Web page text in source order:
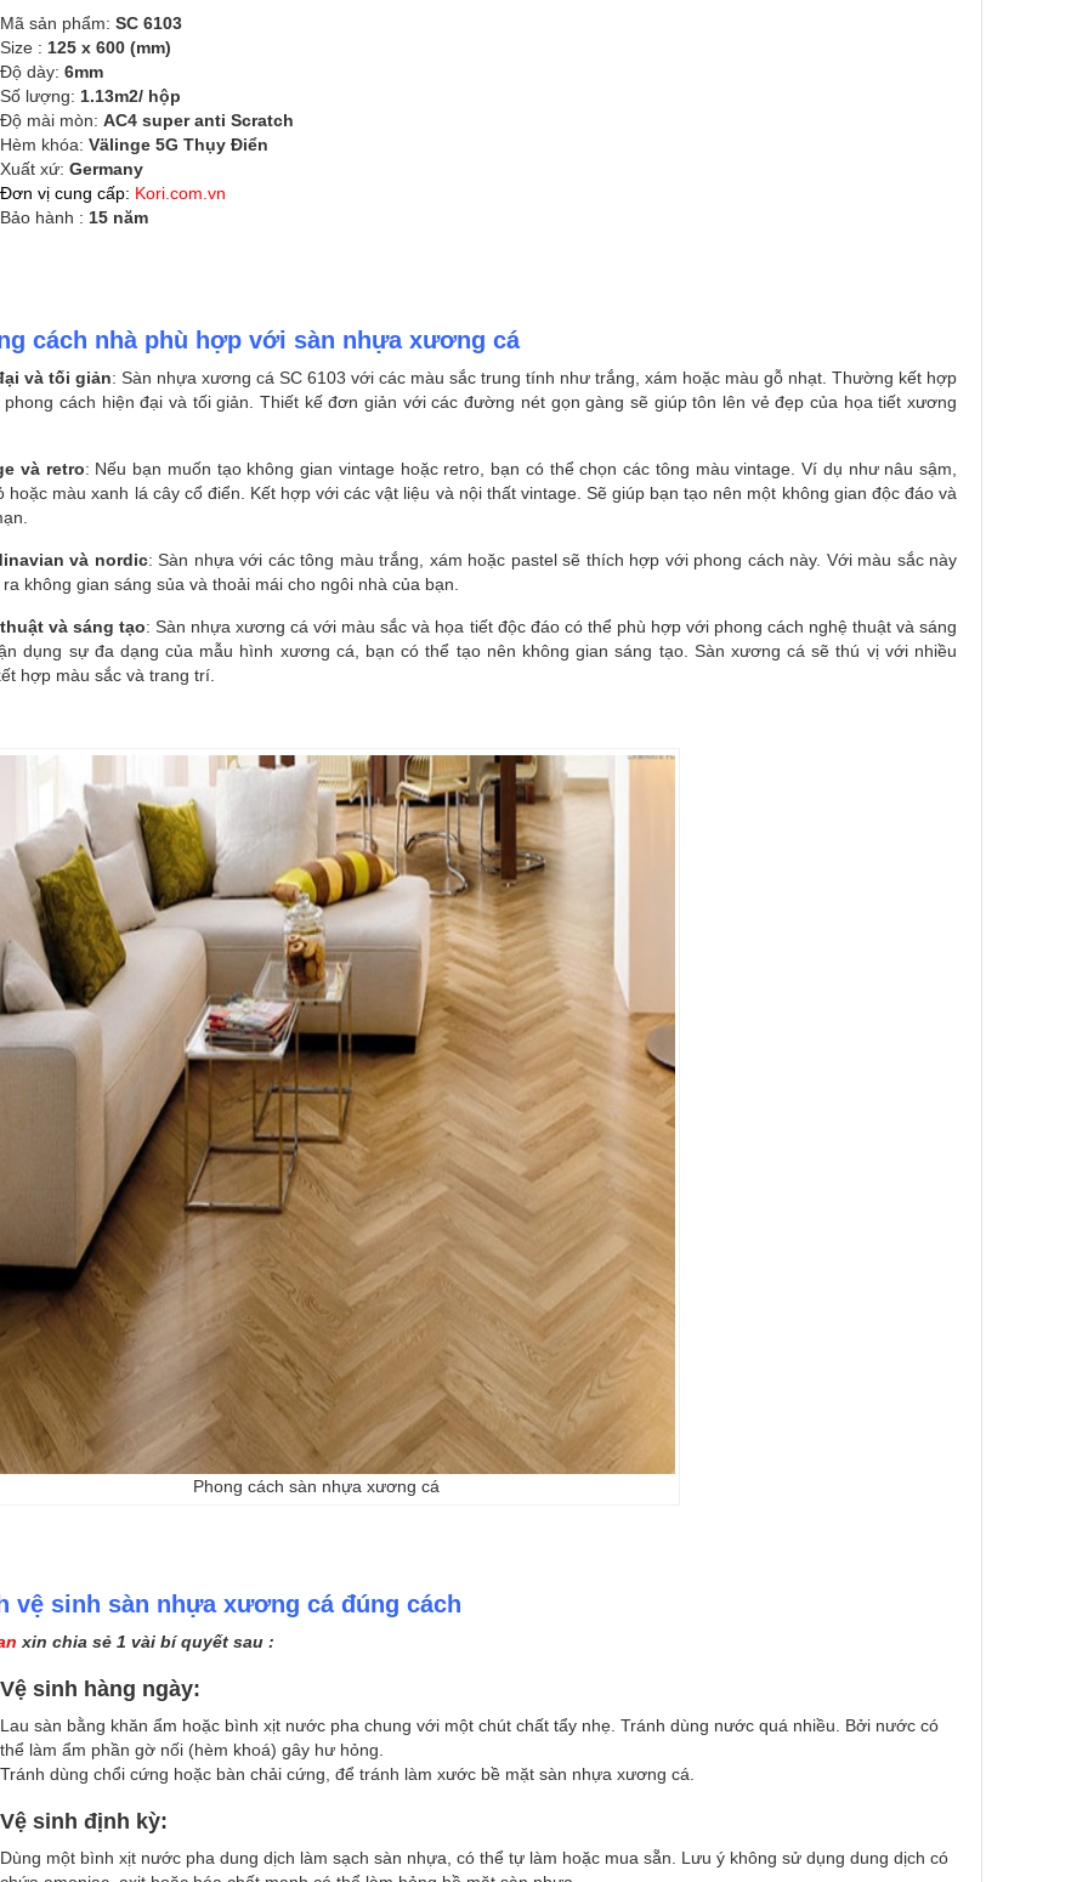
Mã sản phẩm: SC 6103
Size : 125 x 600 (mm)
Độ dày: 6mm
Số lượng: 1.13m2/ hộp
Độ mài mòn: AC4 super anti Scratch
Hèm khóa: Välinge 5G Thụy Điển
Xuất xứ: Germany
Đơn vị cung cấp: Kori.com.vn
Bảo hành : 15 năm
cách nhà phù hợp với sàn nhựa xương cá
và tối giản: Sàn nhựa xương cá SC 6103 với các màu sắc trung tính như trắng, xám hoặc màu gỗ nhạt. Thường kết hợp
phong cách hiện đại và tối giản. Thiết kế đơn giản với các đường nét gọn gàng sẽ giúp tôn lên vẻ đẹp của họa tiết xương
và retro: Nếu bạn muốn tạo không gian vintage hoặc retro, bạn có thể chọn các tông màu vintage. Ví dụ như nâu sậm,
hoặc màu xanh lá cây cổ điển. Kết hợp với các vật liệu và nội thất vintage. Sẽ giúp bạn tạo nên một không gian độc đáo và
và nordic: Sàn nhựa với các tông màu trắng, xám hoặc pastel sẽ thích hợp với phong cách này. Với màu sắc này
không gian sáng sủa và thoải mái cho ngôi nhà của bạn.
và sáng tạo: Sàn nhựa xương cá với màu sắc và họa tiết độc đáo có thể phù hợp với phong cách nghệ thuật và sáng
dụng sự đa dạng của mẫu hình xương cá, bạn có thể tạo nên không gian sáng tạo. Sàn xương cá sẽ thú vị với nhiều
hợp màu sắc và trang trí.
Phong cách sàn nhựa xương cá
vệ sinh sàn nhựa xương cá đúng cách
xin chia sẻ 1 vài bí quyết sau :
Vệ sinh hàng ngày:
Lau sàn bằng khăn ẩm hoặc bình xịt nước pha chung với một chút chất tẩy nhẹ. Tránh dùng nước quá nhiều. Bởi nước có
thể làm ẩm phần gờ nối (hèm khoá) gây hư hỏng.
Tránh dùng chổi cứng hoặc bàn chải cứng, để tránh làm xước bề mặt sàn nhựa xương cá.
Vệ sinh định kỳ:
Dùng một bình xịt nước pha dung dịch làm sạch sàn nhựa, có thể tự làm hoặc mua sẵn. Lưu ý không sử dụng dung dịch có